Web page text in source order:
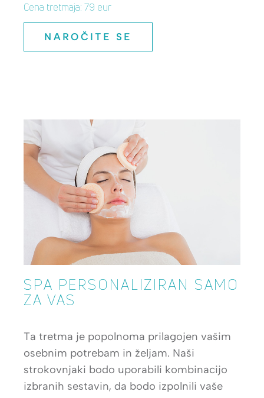
Cena tretmaja: 79 eur
NAROČITE SE
SPA PERSONALIZIRAN SAMO
ZA VAS
Ta tretma je popolnoma prilagojen vašim
osebnim potrebam in željam. Naši
strokovnjaki bodo uporabili kombinacijo
izbranih sestavin, da bodo izpolnili vaše